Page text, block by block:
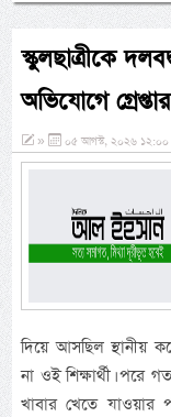
স্কুলছাত্রীকে
অভিযোগে
» ০৫ আগস্ট, ২০২৬ ১২:০০
দিয়ে আসছিল স্থানীয়
না ওই শিক্ষার্থী। পরে
খাবার খেতে যাওয়ার